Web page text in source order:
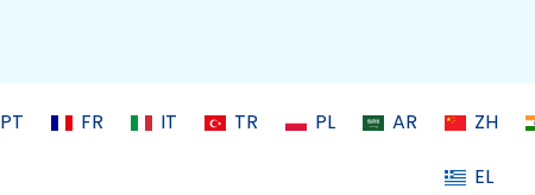
PT FR IT TR PL AR ZH
EL